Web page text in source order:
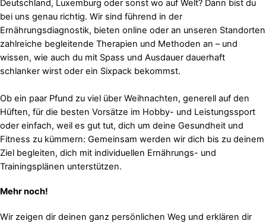
Deutschland, Luxemburg oder sonst wo auf Welt? Dann bist du
bei uns genau richtig. Wir sind führend in der
Ernährungsdiagnostik, bieten online oder an unseren Standorten
zahlreiche begleitende Therapien und Methoden an – und
wissen, wie auch du mit Spass und Ausdauer dauerhaft
schlanker wirst oder ein Sixpack bekommst.
Ob ein paar Pfund zu viel über Weihnachten, generell auf den
Hüften, für die besten Vorsätze im Hobby- und Leistungssport
oder einfach, weil es gut tut, dich um deine Gesundheit und
Fitness zu kümmern: Gemeinsam werden wir dich bis zu deinem
Ziel begleiten, dich mit individuellen Ernährungs- und
Trainingsplänen unterstützen.
Mehr noch!
Wir zeigen dir deinen ganz persönlichen Weg und erklären dir